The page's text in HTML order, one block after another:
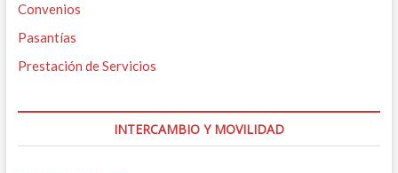
Convenios
Pasantías
Prestación de Servicios
INTERCAMBIO Y MOVILIDAD